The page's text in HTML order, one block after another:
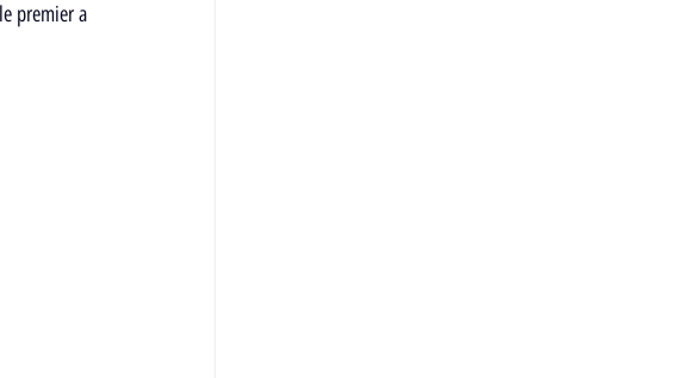
premier a